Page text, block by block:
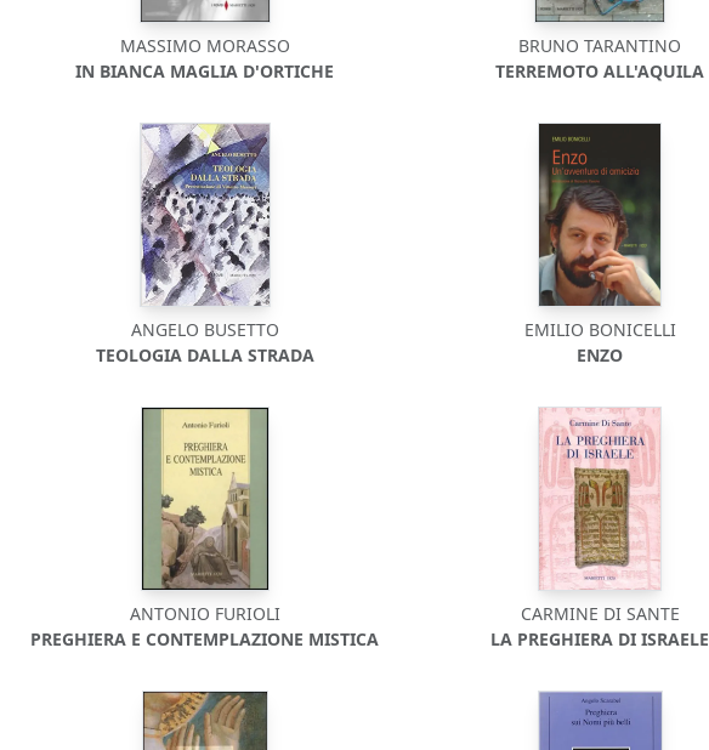
MASSIMO MORASSO
IN BIANCA MAGLIA D'ORTICHE
BRUNO TARANTINO
TERREMOTO ALL'AQUILA
ANGELO BUSETTO
TEOLOGIA DALLA STRADA
EMILIO BONICELLI
ENZO
ANTONIO FURIOLI
PREGHIERA E CONTEMPLAZIONE MISTICA
CARMINE DI SANTE
LA PREGHIERA DI ISRAELE